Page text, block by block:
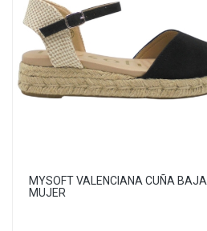
MYSOFT VALENCIANA CUÑA BAJA
MUJER